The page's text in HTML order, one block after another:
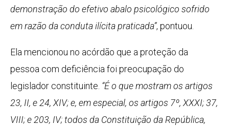
demonstração do efetivo abalo psicológico sofrido
em razão da conduta ilícita praticada”, pontuou.
Ela mencionou no acórdão que a proteção da
pessoa com deficiência foi preocupação do
legislador constituinte. “É o que mostram os artigos
23, II, e 24, XIV; e, em especial, os artigos 7º, XXXI; 37,
VIII; e 203, IV; todos da Constituição da República,